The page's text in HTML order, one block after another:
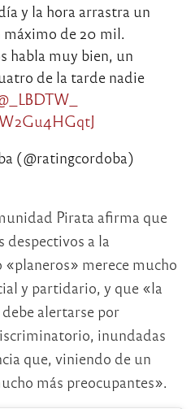
y la hora arrastra un
máximo de 20 mil.
habla muy bien, un
de la tarde nadie
(@ratingcordoba)
Pirata afirma que
a la
merece mucho
y partidario, y que «la
alertarse por
inundadas
que, viniendo de un
más preocupantes».